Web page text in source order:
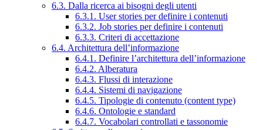
6.3. Dalla ricerca ai bisogni degli utenti
6.3.1. User stories per definire i contenuti
6.3.2. Job stories per definire i contenuti
6.3.3. Criteri di accettazione
6.4. Architettura dell’informazione
6.4.1. Definire l’architettura dell’informazione
6.4.2. Alberatura
6.4.3. Flussi di interazione
6.4.4. Sistemi di navigazione
6.4.5. Tipologie di contenuto (content type)
6.4.6. Ontologie e standard
6.4.7. Vocabolari controllati e tassonomie